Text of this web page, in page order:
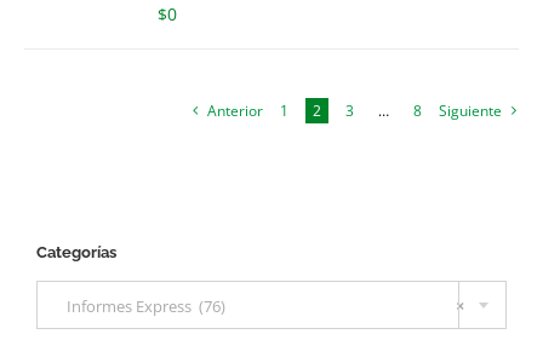
$0
Anterior 1 2 3 … 8 Siguiente
Categorías
×
Informes Express (76)